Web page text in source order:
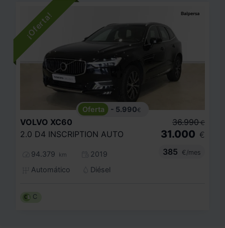
- 5.990€
VOLVO XC60
2.0 D4 INSCRIPTION AUTO
94.379 km
2019
Automático
Diésel
36.990 €
31.000 €
385
€/mes
C